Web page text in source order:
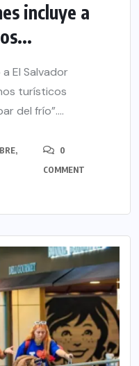
incluye a
El Salvador
turísticos
del frío”....
0
COMMENT